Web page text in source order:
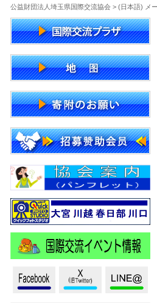
公益財団法人埼玉県国際交流協会> (日本語) メ